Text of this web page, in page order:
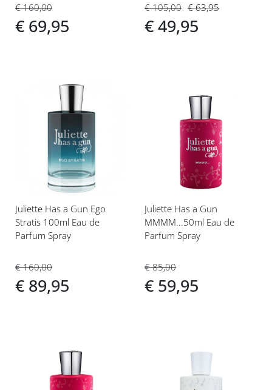
€ 160,00
€ 69,95
€ 105,00
€ 49,95
€ 63,95
Voeg
verlanglijst
Juliette Has a Gun Ego
Stratis 100ml Eau de
Parfum Spray
€ 160,00
€ 89,95
verlanglijst
Juliette Has a Gun
MMMM...50ml Eau de
Parfum Spray
€ 85,00
€ 59,95